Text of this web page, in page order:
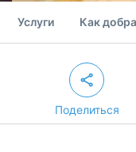
Услуги Как
Поделиться